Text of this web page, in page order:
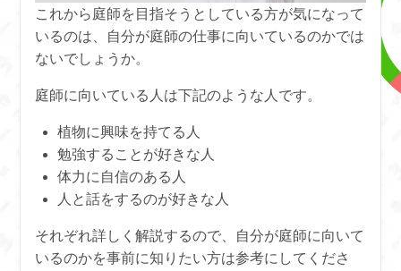
これから庭師を目指そうとしている方が気になって
いるのは、自分が庭師の仕事に向いているのかでは
ないでしょうか。
庭師に向いている人は下記のような人です。
植物に興味を持てる人
勉強することが好きな人
体力に自信のある人
人と話をするのが好きな人
それぞれ詳しく解説するので、自分が庭師に向いて
いるのかを事前に知りたい方は参考にしてくださ